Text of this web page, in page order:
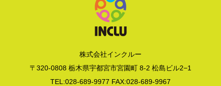
株式会社インクルー
〒320-0808 栃木県宇都宮市宮園町 8-2 松島ビル2−1
TEL:028-689-9977 FAX:028-689-9967